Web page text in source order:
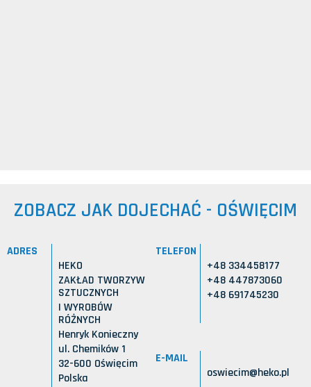
ZOBACZ JAK DOJECHAĆ - OŚWIĘCIM
ADRES
HEKO
ZAKŁAD TWORZYW
SZTUCZNYCH
I WYROBÓW
RÓŻNYCH
Henryk Konieczny
ul. Chemików 1
32-600 Oświęcim
Polska
TELEFON
+48 334458177
+48 447873060
+48 691745230
E-MAIL
oswiecim@heko.pl